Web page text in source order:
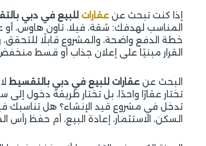
إذا كنت تبحث عنعقارات للبيع في دبي
المناسب لهدفك: شقة، فيلا، تاون هاوس، أو
خطة الدفع واضحة، والمشروع قابلًا للتحقق،
القرار مبنيًا على إعلان جذاب أو قسط
البحث عنعقارات للبيع في دبي بالتقسيط
تختار عقارًا واحدًا، بل تختار طريقة
تدخل في مشروع قيد الإنشاء؟ هل تناسبك
السكن، الاستثمار، إعادة البيع، أم حفظ رأس